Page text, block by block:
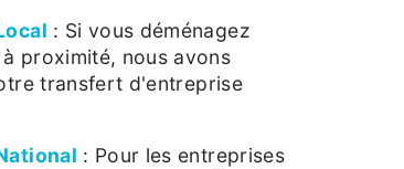
: Si vous déménagez
proximité, nous avons
transfert d'entreprise
: Pour les entreprises